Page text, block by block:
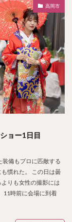
高岡市
ョー1日目
備もプロに匹敵する
慣れた。 この日は曇
りも女性の撮影には
11時前に会場に到着